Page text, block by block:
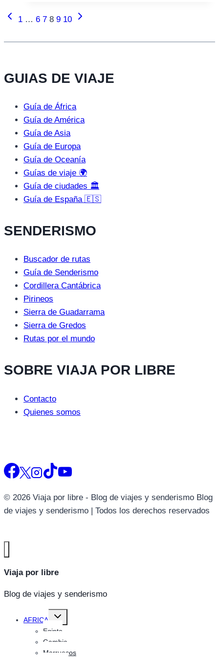
Navegación
de
Página
1 … 6 7 8 9 10
Siguiente
GUIAS DE VIAJE
Guía de África
Guía de América
Guía de Asia
Guía de Europa
Guía de Oceanía
Guías de viaje 🌍
Guía de ciudades 🏛️
Guía de España 🇪🇸
SENDERISMO
Buscador de rutas
Guía de Senderismo
Cordillera Cantábrica
Pirineos
Sierra de Guadarrama
Sierra de Gredos
Rutas por el mundo
SOBRE VIAJA POR LIBRE
Contacto
Quienes somos
© 2026 Viaja por libre - Blog de viajes y senderismo Blog
de viajes y senderismo | Todos los derechos reservados
Viaja por libre
Blog de viajes y senderismo
AFRICA
Alternar
hijo
Egipto
Gambia
Marruecos